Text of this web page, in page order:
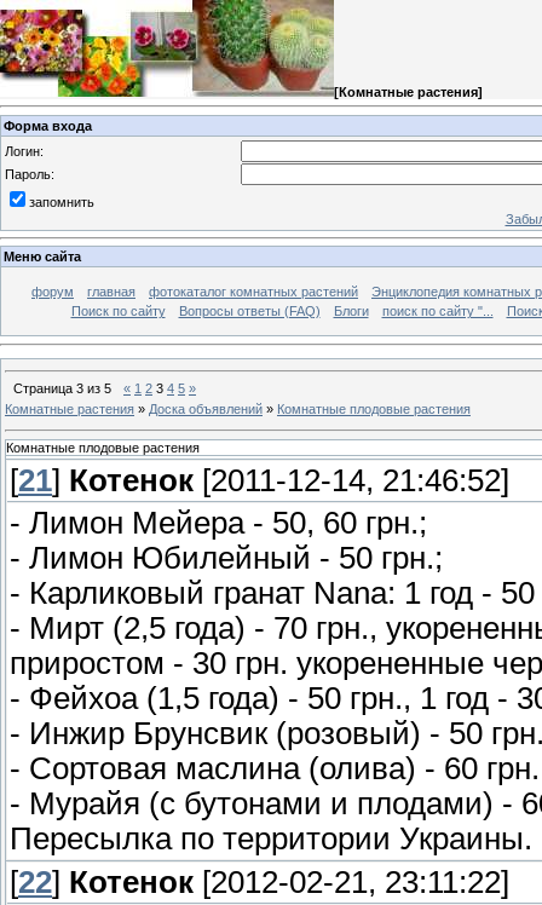
[Комнатные растения]
Форма входа
Логин:
Пароль:
запомнить
Меню сайта
форум главная фотокаталог комнатных растений
Энциклопедия комнатных
Поиск по сайту
Вопросы ответы (FAQ) Блоги поиск по сайту "...
Страница 3 из 5 « 1 2 3 4 5 »
Комнатные растения » Доска объявлений » Комнатные плодовые растения
Комнатные плодовые растения
[21] Котенок [2011-12-14, 21:46:52]
- Лимон Мейера - 50, 60 грн.;
- Лимон Юбилейный - 50 грн.;
- Карликовый гранат Nana: 1 год -
- Мирт (2,5 года) - 70 грн.,
приростом - 30 грн. укорененные
- Фейхоа (1,5 года) - 50 грн., 1 год -
- Инжир Брунсвик (розовый) - 50
- Сортовая маслина (олива) - 60
- Мурайя (с бутонами и плодами) -
Пересылка по территории Украины.
[22] Котенок [2012-02-21, 23:11:22]